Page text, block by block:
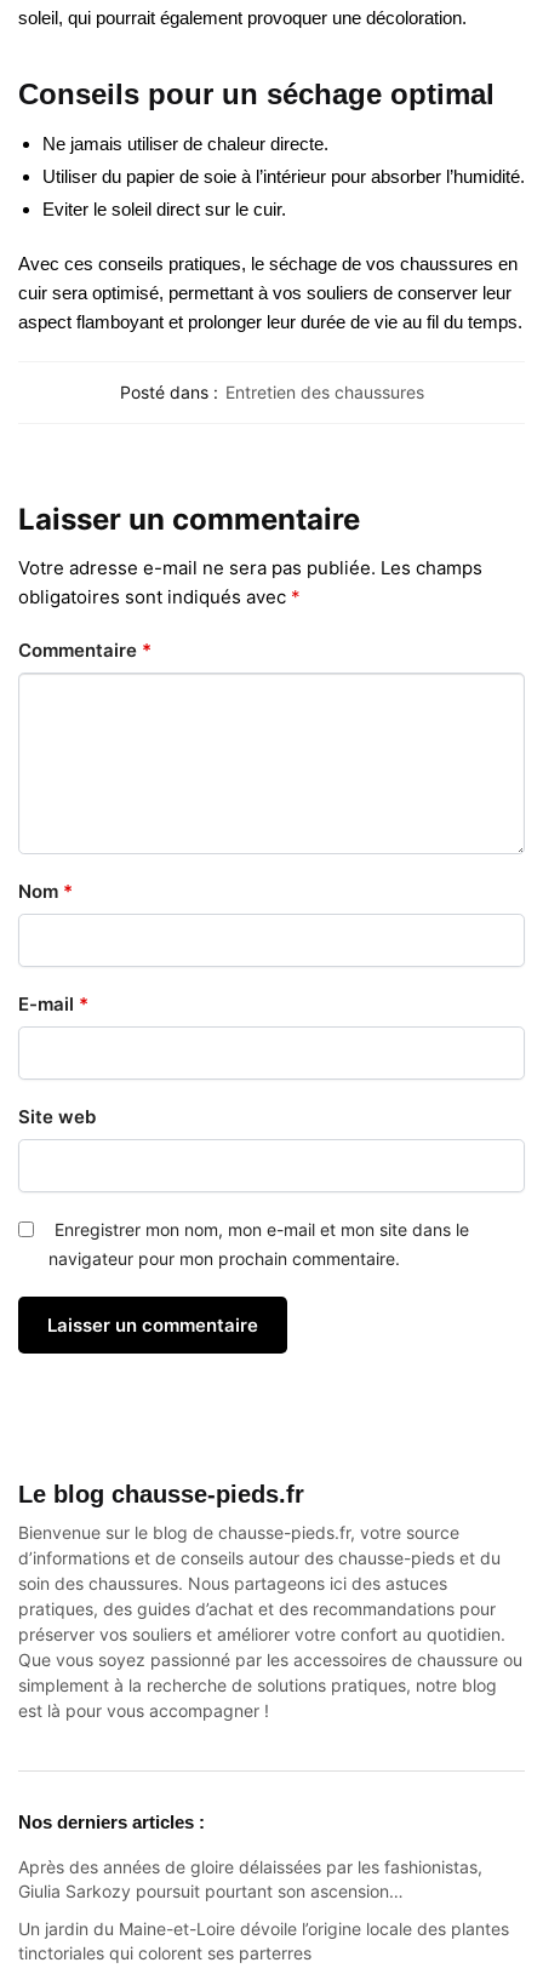
soleil, qui pourrait également provoquer une décoloration.
Conseils pour un séchage optimal
Ne jamais utiliser de chaleur directe.
Utiliser du papier de soie à l’intérieur pour absorber l’humidité.
Eviter le soleil direct sur le cuir.
Avec ces conseils pratiques, le séchage de vos chaussures en
cuir sera optimisé, permettant à vos souliers de conserver leur
aspect flamboyant et prolonger leur durée de vie au fil du temps.
Posté dans : Entretien des chaussures
Laisser un commentaire
Votre adresse e-mail ne sera pas publiée. Les champs
obligatoires sont indiqués avec *
Commentaire *
Nom *
E-mail *
Site web
Enregistrer mon nom, mon e-mail et mon site dans le
navigateur pour mon prochain commentaire.
Le blog chausse-pieds.fr
Bienvenue sur le blog de chausse-pieds.fr, votre source
d’informations et de conseils autour des chausse-pieds et du
soin des chaussures. Nous partageons ici des astuces
pratiques, des guides d’achat et des recommandations pour
préserver vos souliers et améliorer votre confort au quotidien.
Que vous soyez passionné par les accessoires de chaussure ou
simplement à la recherche de solutions pratiques, notre blog
est là pour vous accompagner !
Nos derniers articles :
Après des années de gloire délaissées par les fashionistas,
Giulia Sarkozy poursuit pourtant son ascension…
Un jardin du Maine-et-Loire dévoile l’origine locale des plantes
tinctoriales qui colorent ses parterres